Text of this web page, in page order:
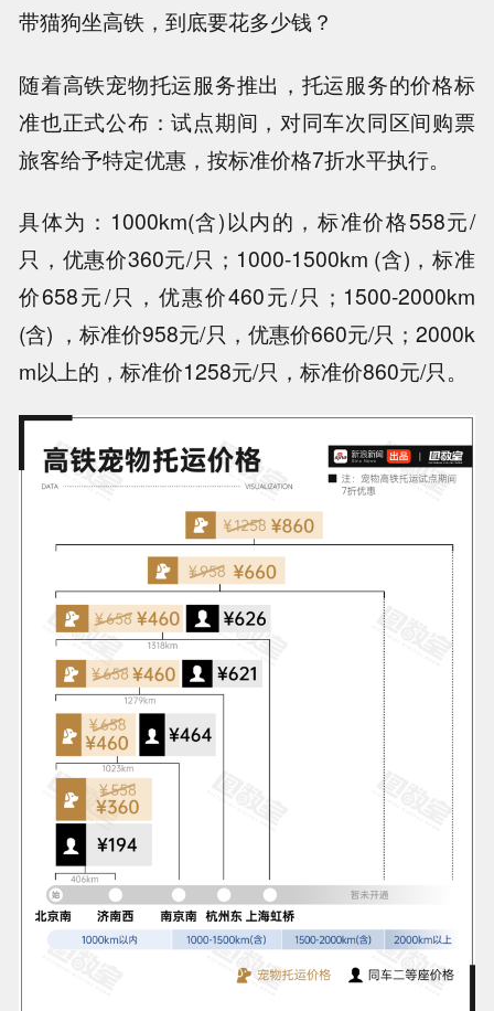
带猫狗坐高铁，到底要花多少钱？
随着高铁宠物托运服务推出，托运服务的价格标
准也正式公布：试点期间，对同车次同区间购票
旅客给予特定优惠，按标准价格7折水平执行。
具体为：1000km(含)以内的，标准价格558元/
只，优惠价360元/只；1000-1500km (含)，标准
价658元/只，优惠价460元/只；1500-2000km
(含) ，标准价958元/只，优惠价660元/只；2000k
m以上的，标准价1258元/只，标准价860元/只。